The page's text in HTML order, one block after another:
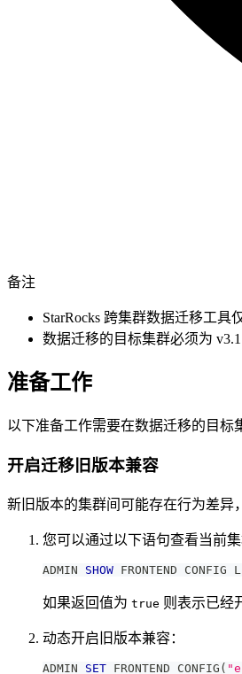
备注
StarRocks 跨集群数据迁移工
数据迁移的目标集群必须为
准备工作
以下准备工作需要在数据迁移的目标
开启迁移旧版本兼容
新旧版本的集群间可能存在行为差异
您可以通过以下语句查看当前
ADMIN SHOW FRONTEND CONFIG
如果返回值为 true 则表示已经
动态开启旧版本兼容：
ADMIN SET FRONTEND CONFIG (